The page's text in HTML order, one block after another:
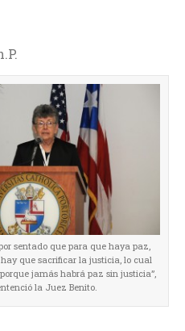
sentado que para que haya paz,
que sacrificar la justicia, lo cual
jamás habrá paz sin justicia”,
la Juez Benito.